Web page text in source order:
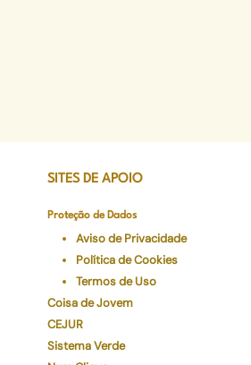
SITES DE APOIO
Proteção de Dados
Aviso de Privacidade
Política de Cookies
Termos de Uso
Coisa de Jovem
CEJUR
Sistema Verde